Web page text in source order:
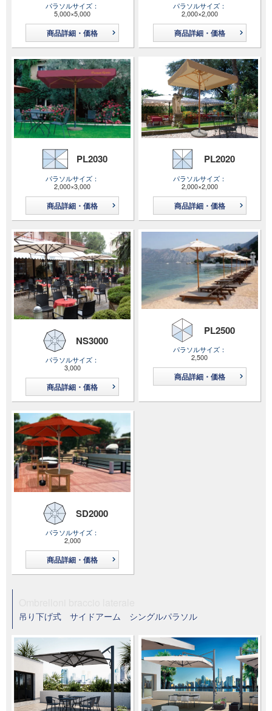
パラソルサイズ
5,000×5,000
商品詳細・価格
パラソルサイズ
2,000×2,000
商品詳細・価格
PL2030
パラソルサイズ
2,000×3,000
商品詳細・価格
PL2020
パラソルサイズ
2,000×2,000
商品詳細・価格
NS3000
パラソルサイズ
3,000
商品詳細・価格
PL2500
パラソルサイズ
2,500
商品詳細・価格
SD2000
パラソルサイズ
2,000
商品詳細・価格
吊り下げ式 サイドアーム シングルパラソル